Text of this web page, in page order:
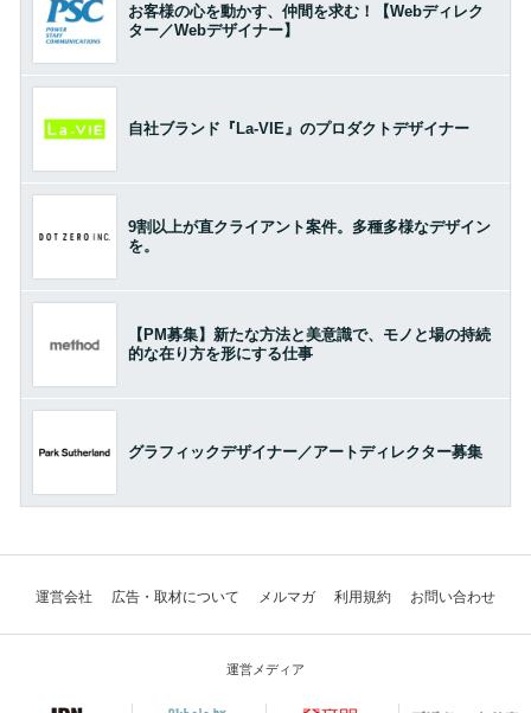
お客様の心を動かす、仲間を求む！【Webディレク
ター／Webデザイナー】
自社ブランド『La-VIE』のプロダクトデザイナー
9割以上が直クライアント案件。多種多様なデザイン
を。
【PM募集】新たな方法と美意識で、モノと場の持続
的な在り方を形にする仕事
グラフィックデザイナー／アートディレクター募集
運営会社 広告・取材について メルマガ 利用規約 お問い合わせ
運営メディア